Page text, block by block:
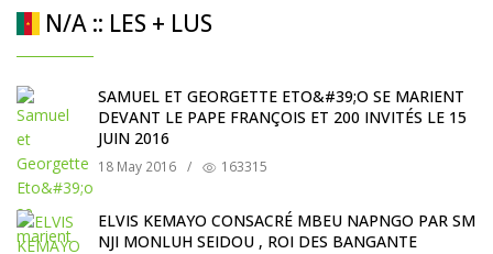
N/A :: LES + LUS
SAMUEL ET GEORGETTE ETO&#39;O SE MARIENT
DEVANT LE PAPE FRANÇOIS ET 200 INVITÉS LE 15
JUIN 2016
18 May 2016 / 163315
ELVIS KEMAYO CONSACRÉ MBEU NAPNGO PAR SM
NJI MONLUH SEIDOU , ROI DES BANGANTE